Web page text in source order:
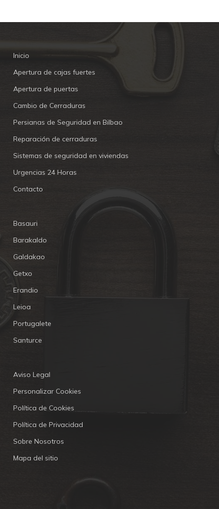
Inicio
Apertura de cajas fuertes
Apertura de puertas
Cambio de Cerraduras
Persianas de Seguridad en Bilbao
Reparación de cerraduras
Sistemas de seguridad en viviendas
Urgencias 24 Horas
Contacto
Basauri
Barakaldo
Galdakao
Getxo
Erandio
Leioa
Portugalete
Santurce
Aviso Legal
Personalizar Cookies
Política de Cookies
Política de Privacidad
Sobre Nosotros
Mapa del sitio